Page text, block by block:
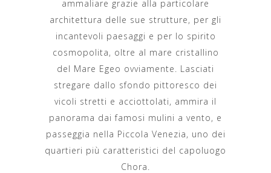
ammaliare grazie alla particolare
architettura delle sue strutture, per gli
incantevoli paesaggi e per lo spirito
cosmopolita, oltre al mare cristallino
del Mare Egeo ovviamente. Lasciati
stregare dallo sfondo pittoresco dei
vicoli stretti e acciottolati, ammira il
panorama dai famosi mulini a vento, e
passeggia nella Piccola Venezia, uno dei
quartieri più caratteristici del capoluogo
Chora.